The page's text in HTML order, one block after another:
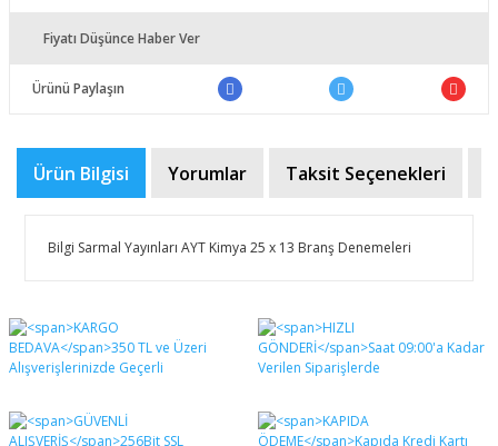
Fiyatı Düşünce Haber Ver
Ürünü Paylaşın
Ürün Bilgisi Yorumlar Taksit Seçenekleri
Bilgi Sarmal Yayınları AYT Kimya 25 x 13 Branş Denemeleri
Bu ürüne ilk yorumu siz yapın!
Yorum Yaz
Bu ürünün fiyat bilgisi, resim, ürün açıklamalarında ve
diğer konularda yetersiz gördüğünüz noktaları öneri
formunu kullanarak tarafımıza iletebilirsiniz.
Görüş ve önerileriniz için teşekkür ederiz.
Ürün resmi kalitesiz, bozuk veya görüntülenemiyor.